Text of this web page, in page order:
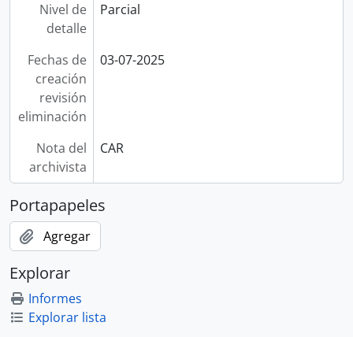
Nivel de
detalle
Parcial
Fechas de
creación
revisión
eliminación
03-07-2025
Nota del
archivista
CAR
Portapapeles
Agregar
Explorar
Informes
Explorar lista